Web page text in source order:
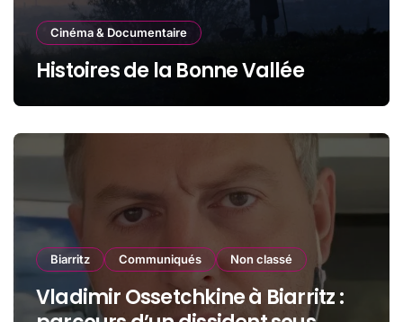
Cinéma & Documentaire
Histoires de la Bonne Vallée
Biarritz Communiqués Non classé
Vladimir Ossetchkine à Biarritz :